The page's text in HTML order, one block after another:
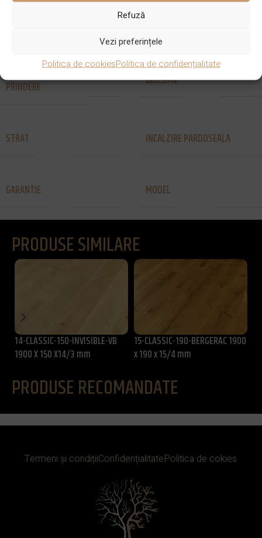
Refuză
Vezi preferințele
Politica de cookiesPolitica de confidențialitate
SISTEM DE
PRINDERE
Lipire GROSIME 14 mm
STRAT INCALZIRE PARDOSEALA
GARANTIE MODEL
PRODUSE SIMILARE
14-CLASSIC-150-INVISIBLE-VB
1900 X 150 X14/3 mm
15-CLASSIC-190-BERGERAC 1900
x 190 x 15/4 mm
PRODUSE RECOMANDATE
Termeni și condițiiConfidențialitatePolitica de cokies